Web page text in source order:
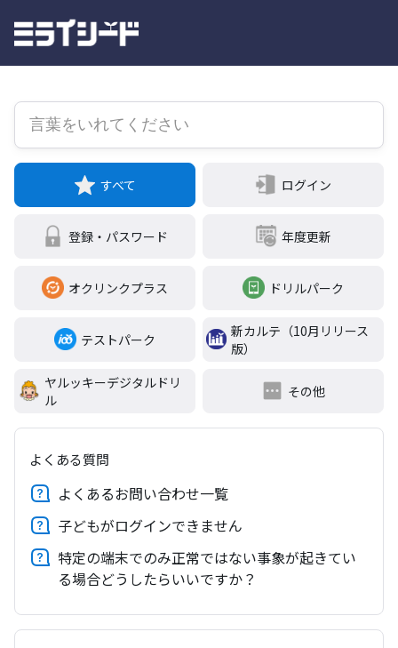
すべて ログイン
登録・パスワード 年度更新
オクリンクプラス ドリルパーク
テストパーク
新カルテ（10月リリース
版）
ヤルッキーデジタルドリ
ル
その他
よくある質問
よくあるお問い合わせ一覧
子どもがログインできません
特定の端末でのみ正常ではない事象が起きてい
る場合どうしたらいいですか？